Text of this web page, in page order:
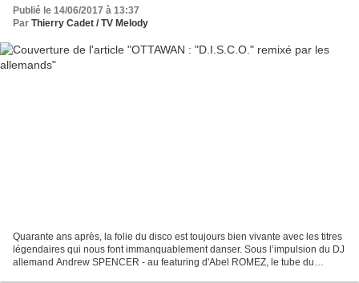
Publié le 14/06/2017 à 13:37
Par Thierry Cadet / TV Melody
Quarante ans après, la folie du disco est toujours bien vivante avec les titres
légendaires qui nous font immanquablement danser. Sous l’impulsion du DJ
allemand Andrew SPENCER - au featuring d'Abel ROMEZ, le tube du